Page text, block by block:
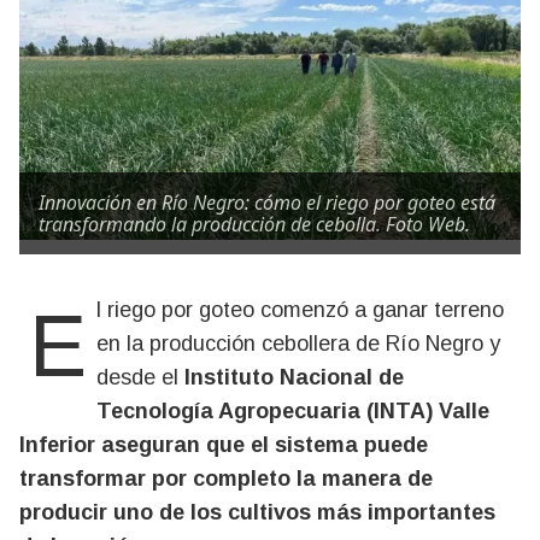
Innovación en Río Negro: cómo el riego por goteo está
transformando la producción de cebolla. Foto Web.
El riego por goteo comenzó a ganar terreno en la producción cebollera de Río Negro y
desde el
Instituto Nacional de
Tecnología Agropecuaria (INTA) Valle
Inferior aseguran que el sistema puede
transformar por completo la manera de
producir uno de los cultivos más importantes